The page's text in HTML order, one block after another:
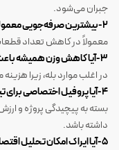
جبران می‌شود.
۲-بیشترین صرفه‌جویی معمولاً در کدام بخش اتفاق می‌افتد؟
معمولاً در کاهش تعداد
۳-آیا کاهش وزن همیشه باعث کاهش هزینه می‌شود؟
در اغلب موارد بله، زیرا
۴-آیا پروفیل اختصاصی برای تیراژ پایین هم مناسب است؟
بسته به پیچیدگی پروژه و
داشته باشد.
۵-آیا ایراک امکان تحلیل اقتصادی پروژه را دارد؟